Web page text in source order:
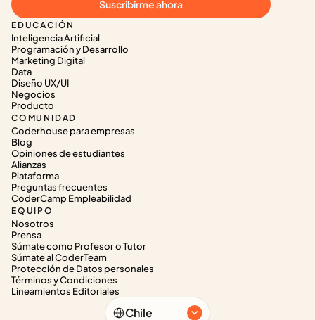
EDUCACIÓN
Inteligencia Artificial
Programación y Desarrollo
Marketing Digital
Data
Diseño UX/UI
Negocios
Producto
COMUNIDAD
Coderhouse para empresas
Blog
Opiniones de estudiantes
Alianzas
Plataforma
Preguntas frecuentes
CoderCamp Empleabilidad
EQUIPO
Nosotros
Prensa
Súmate como Profesor o Tutor
Súmate al CoderTeam
Protección de Datos personales
Términos y Condiciones
Lineamientos Editoriales
Suscribirme ahora
Select Language
Chile